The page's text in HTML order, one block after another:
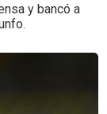
y bancó a